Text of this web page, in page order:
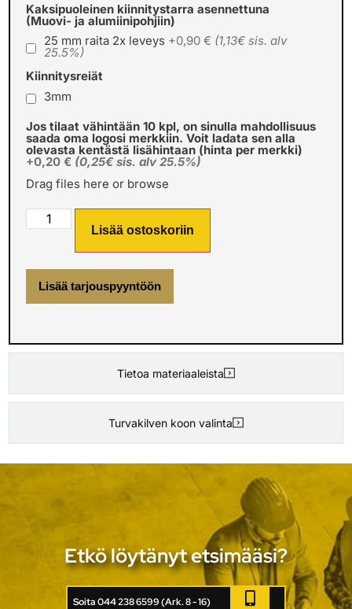
Tietoa materiaaleista
Turvakilven koon valinta
Kaksipuoleinen kiinnitystarra asennettuna
(Muovi- ja alumiinipohjiin)
25 mm raita 2x leveys +0,90 € (1,13€ sis. alv
25.5%)
Kiinnitysreiät
3mm
Jos tilaat vähintään 10 kpl, on sinulla mahdollisuus
saada oma logosi merkkiin. Voit ladata sen alla
olevasta kentästä lisähintaan (hinta per merkki)
+0,20 € (0,25€ sis. alv 25.5%)
Drag files here or browse
Lisää ostoskoriin
Lisää tarjouspyyntöön
Etkö löytänyt etsimääsi?
Soita 044 238 6599 (Ark. 8 - 16)